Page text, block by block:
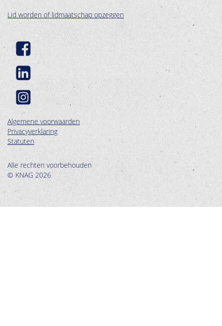
Lid worden of lidmaatschap opzeggen
Algemene voorwaarden
Privacyverklaring
Statuten
Alle rechten voorbehouden
© KNAG 2026